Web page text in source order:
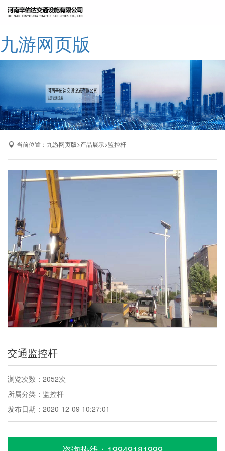
九游网页版网站九游网页版
公司简介
九游网页版
产品展示
成功案例
当前位置： 九游网页版>产品展示>监控杆
交通监控杆
浏览次数：2052次
所属分类：监控杆
发布日期：2020-12-09 10:27:01